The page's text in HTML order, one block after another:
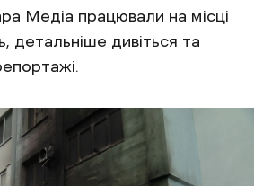
Медіа працювали на місці
детальніше дивіться та